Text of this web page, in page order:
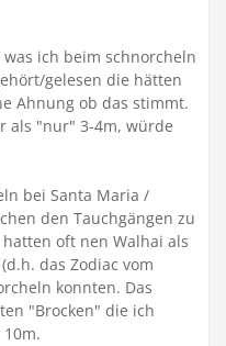
ich beim schnorcheln
gelesen die hätten
Ahnung ob das stimmt.
als "nur" 3-4m, würde
bei Santa Maria /
den Tauchgängen zu
oft nen Walhai als
das Zodiac vom
konnten. Das
"Brocken" die ich